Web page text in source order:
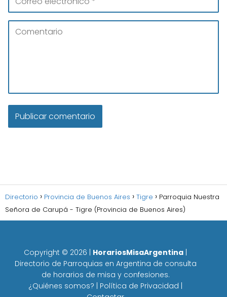
Directorio Provincia de Buenos Aires Tigre
Parroquia Nuestra
Señora de Carupá - Tigre (Provincia de Buenos Aires)
Copyright © 2026 HorariosMisaArgentina
Directorio de Parroquias en Argentina de consulta
de horarios de misa y confesiones.
¿Quiénes somos?
Política de Privacidad